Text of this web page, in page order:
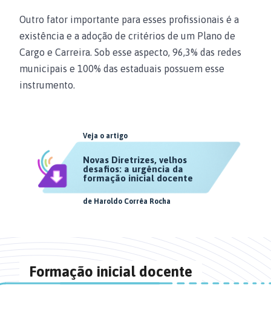
Outro fator importante para esses profissionais é a
existência e a adoção de critérios de um Plano de
Cargo e Carreira. Sob esse aspecto, 96,3% das redes
municipais e 100% das estaduais possuem esse
instrumento.
Veja o artigo
Novas Diretrizes, velhos
desafios: a urgência da
formação inicial docente
de Haroldo Corrêa Rocha
Formação inicial docente